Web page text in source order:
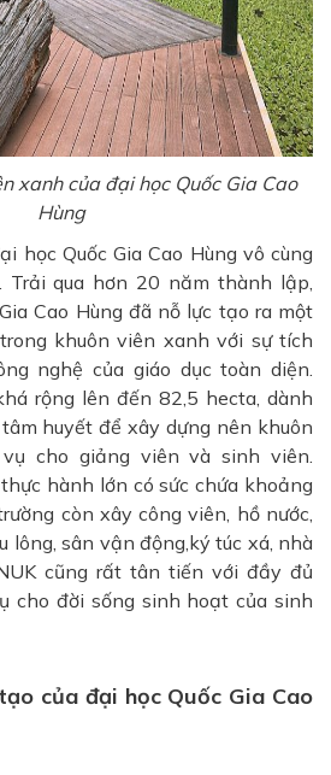
xanh của đại học Quốc Gia Cao
Hùng
học Quốc Gia Cao Hùng vô cùng
qua hơn 20 năm thành lập,
Cao Hùng đã nỗ lực tạo ra một
khuôn viên xanh với sự tích
nghệ của giáo dục toàn diện.
rộng lên đến 82,5 hecta, dành
huyết để xây dựng nên khuôn
cho giảng viên và sinh viên.
hành lớn có sức chứa khoảng
còn xây công viên, hồ nước,
lông, sân vận động,ký túc xá, nhà
cũng rất tân tiến với đầy đủ
cho đời sống sinh hoạt của sinh
của đại học Quốc Gia Cao